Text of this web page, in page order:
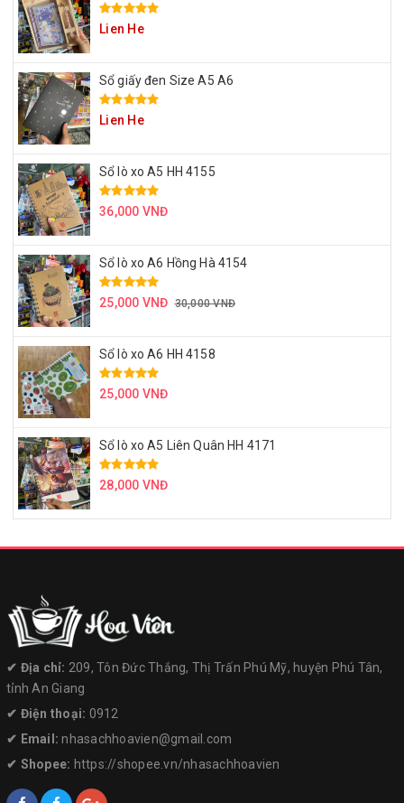
Lien He
Sổ giấy đen Size A5 A6
Lien He
Sổ lò xo A5 HH 4155
36,000 VNĐ
Sổ lò xo A6 Hồng Hà 4154
25,000 VNĐ 30,000 VNĐ
Sổ lò xo A6 HH 4158
25,000 VNĐ
Sổ lò xo A5 Liên Quân HH 4171
28,000 VNĐ
✔︎ Địa chỉ: 209, Tôn Đức Thắng, Thị Trấn Phú Mỹ, huyện Phú Tân,
tỉnh An Giang
✔︎ Điện thoại: 0912
✔︎ Email:nhasachhoavien@gmail.com
✔︎ Shopee: https://shopee.vn/nhasachhoavien